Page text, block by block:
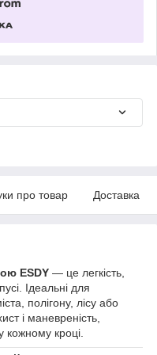
про товар Доставка
ESDY — це легкість,
Ідеальні для
полігону, лісу або
і маневреність,
кожному кроці.